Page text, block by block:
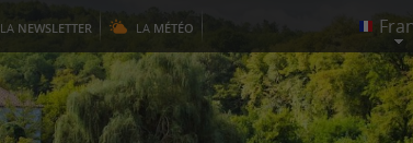
LA NEWSLETTER LA MÉTÉO